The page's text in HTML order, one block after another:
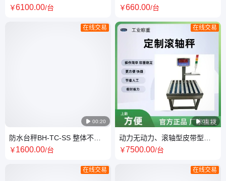
电子平台秤 化工高精度不锈钢
￥6100.00/台
 00:20
在线交易
防水台秤BH-TC-SS 整体不锈
钢防腐防锈 秤台300*400mm载
￥1600.00/台
在线交易
体不锈钢秤盘经济实惠
￥660.00/台
 01:13
在线交易
动力无动力、滚轴型皮带型、
可选智能称重、滚轴秤可定制
￥7500.00/台
在线交易